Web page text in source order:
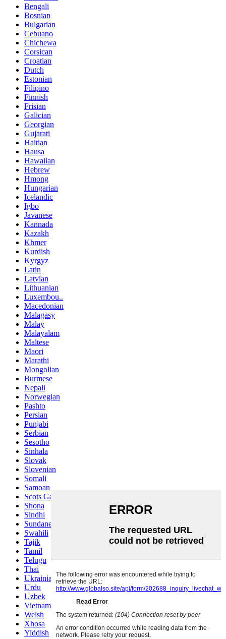
Bengali
Bosnian
Bulgarian
Cebuano
Chichewa
Corsican
Croatian
Dutch
Estonian
Filipino
Finnish
Frisian
Galician
Georgian
Gujarati
Haitian
Hausa
Hawaiian
Hebrew
Hmong
Hungarian
Icelandic
Igbo
Javanese
Kannada
Kazakh
Khmer
Kurdish
Kyrgyz
Latin
Latvian
Lithuanian
Luxembou..
Macedonian
Malagasy
Malay
Malayalam
Maltese
Maori
Marathi
Mongolian
Burmese
Nepali
Norwegian
Pashto
Persian
Punjabi
Serbian
Sesotho
Sinhala
Slovak
Slovenian
Somali
Samoan
Scots Gaelic
Shona
Sindhi
Sundanese
Swahili
Tajik
Tamil
Telugu
Thai
Ukrainian
Urdu
Uzbek
Vietnamese
Welsh
Xhosa
Yiddish